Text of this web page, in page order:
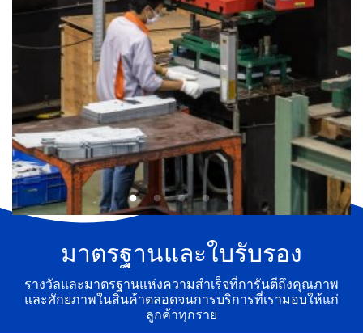
มาตรฐานและใบรับรอง
รางวัลและมาตรฐานแห่งความสำเร็จที่การันตีถึงคุณภาพ
และศักยภาพในสินค้าตลอดจนการบริการที่เรามอบให้แก่
ลูกค้าทุกราย